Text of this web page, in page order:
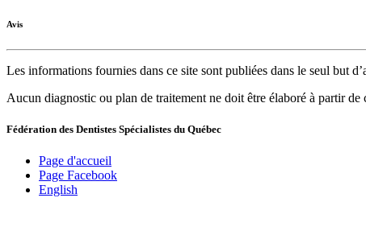
Avis
Les informations fournies dans ce site sont publiées dans le seul but
Aucun diagnostic ou plan de traitement ne doit être élaboré à partir de
Fédération des Dentistes Spécialistes du Québec
Page d'accueil
Page Facebook
English